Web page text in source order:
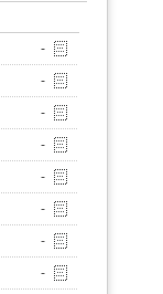
-
-
-
-
-
-
-
-